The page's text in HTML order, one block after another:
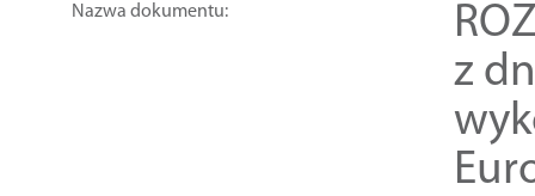
Nazwa dokumentu:
z